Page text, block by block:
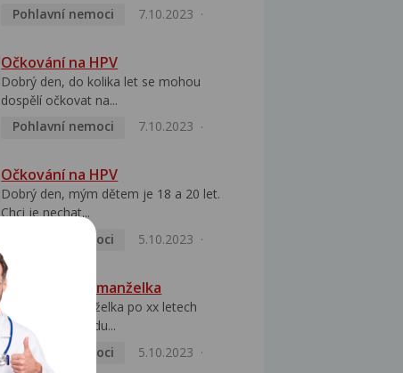
Pohlavní nemoci
7.10.2023
Očkování na HPV
Dobrý den, do kolika let se mohou
dospělí očkovat na...
Pohlavní nemoci
7.10.2023
Očkování na HPV
Dobrý den, mým dětem je 18 a 20 let.
Chci je nechat...
Pohlavní nemoci
5.10.2023
HPV pozitivní manželka
Dobrý den, manželka po xx letech
přivezla z Východu...
Pohlavní nemoci
5.10.2023